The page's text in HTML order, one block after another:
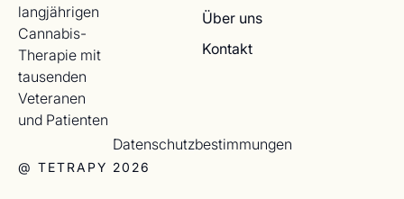
langjährigen
Cannabis-
Therapie mit
tausenden
Veteranen
und Patienten
Über uns
Kontakt
@ TETRAPY 2026
Datenschutzbestimmungen